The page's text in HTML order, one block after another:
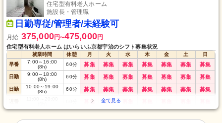
住宅型有料老人ホーム
施設長・管理職
日勤専従/管理者/未経験可
月給 375,000円〜475,000円
住宅型有料老人ホーム はいらいふ京都宇治のシフト募集状況
就業時間 休憩 月 火 水 木 金 土
日
早番
7:00～ 16:00
(8h)
60分 募集 募集 募集 募集 募集 募集 募集
日勤 9:00～ 18:00
(8h)
60分 募集 募集 募集 募集 募集 募集 募集
日勤 10:00～ 19:00
(8h)
60分 募集 募集 募集 募集 募集 募集 募集
募集 募集
12:00～21:00